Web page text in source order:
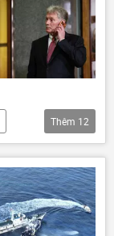
Thêm 12